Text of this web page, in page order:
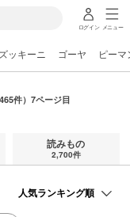
ログイン メニュー
ズッキーニ ゴーヤ ピーマ
件）7ページ目
読みもの
2,700件